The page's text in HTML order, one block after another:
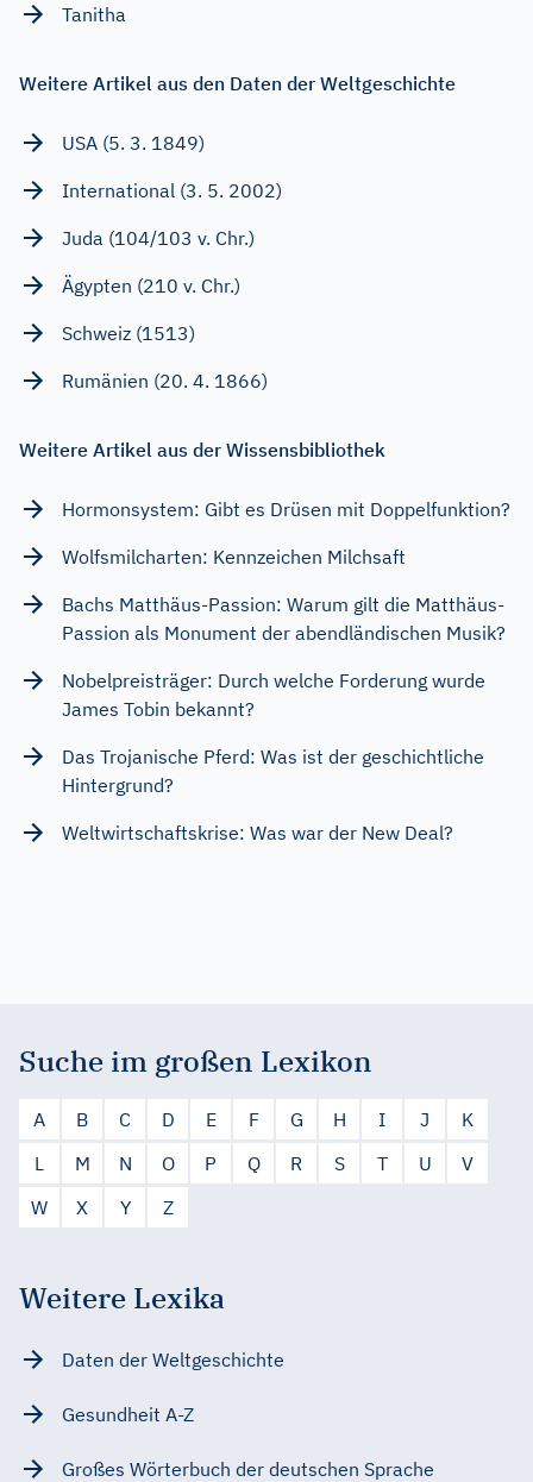
Tanitha
Weitere Artikel aus den Daten der Weltgeschichte
USA (5. 3. 1849)
International (3. 5. 2002)
Juda (104/103 v. Chr.)
Ägypten (210 v. Chr.)
Schweiz (1513)
Rumänien (20. 4. 1866)
Weitere Artikel aus der Wissensbibliothek
Hormonsystem: Gibt es Drüsen mit Doppelfunktion?
Wolfsmilcharten: Kennzeichen Milchsaft
Bachs Matthäus-Passion: Warum gilt die Matthäus-
Passion als Monument der abendländischen Musik?
Nobelpreisträger: Durch welche Forderung wurde
James Tobin bekannt?
Das Trojanische Pferd: Was ist der geschichtliche
Hintergrund?
Weltwirtschaftskrise: Was war der New Deal?
Suche im großen Lexikon
A B C D E F G H I J
K
L
M N O P Q R S T U
V
W
X Y Z
Weitere Lexika
Daten der Weltgeschichte
Gesundheit A-Z
Großes Wörterbuch der deutschen Sprache